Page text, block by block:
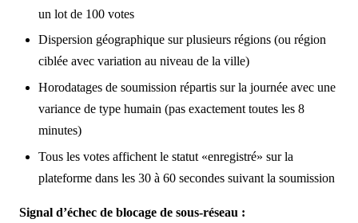
un lot de 100 votes
Dispersion géographique sur plusieurs régions (ou région
ciblée avec variation au niveau de la ville)
Horodatages de soumission répartis sur la journée avec une
variance de type humain (pas exactement toutes les 8
minutes)
Tous les votes affichent le statut «enregistré» sur la
plateforme dans les 30 à 60 secondes suivant la soumission
Signal d’échec de blocage de sous-réseau :